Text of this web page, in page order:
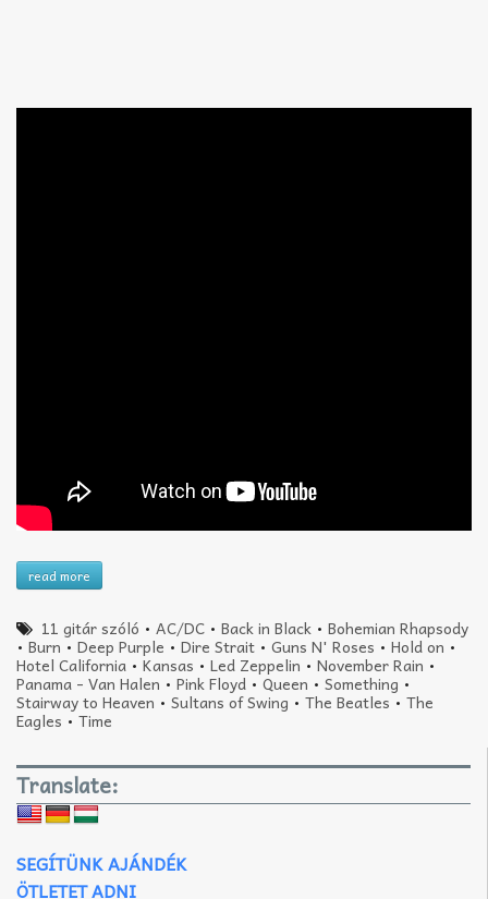
read more
11 gitár szóló •AC/DC •Back in Black •Bohemian Rhapsody
• Burn• Deep Purple • Dire Strait • Guns N' Roses • Hold on •
Hotel California • Kansas • Led Zeppelin • November Rain •
Panama - Van Halen • Pink Floyd •Queen • Something •
Stairway to Heaven • Sultans of Swing • The Beatles• The
Eagles •Time
Translate:
SEGÍTÜNK AJÁNDÉK
ÖTLETET ADNI